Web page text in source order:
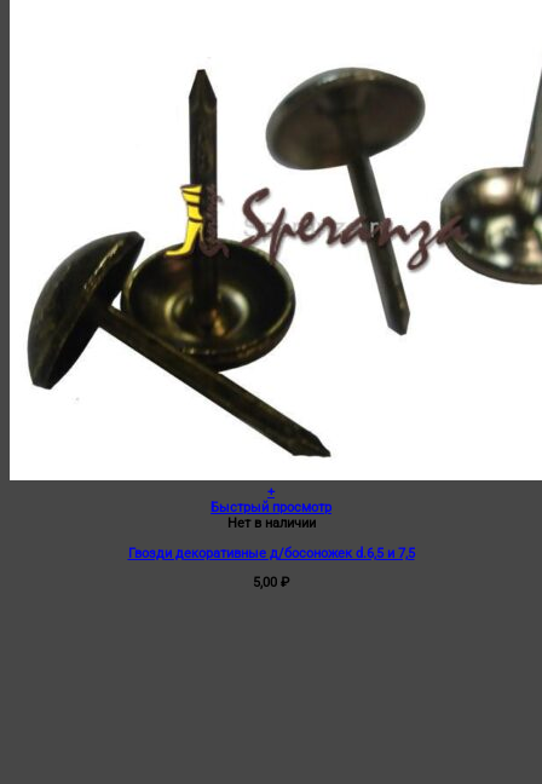
+
Быстрый просмотр
Нет в наличии
Гвозди декоративные д/босоножек d.6,5 и 7,5
5,00 ₽